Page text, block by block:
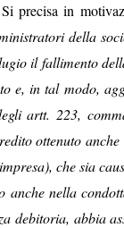
precisa in
della
il fallimento
e, in tal modo,
artt. 223,
ottenuto
che sia
nella
debitoria, abbia